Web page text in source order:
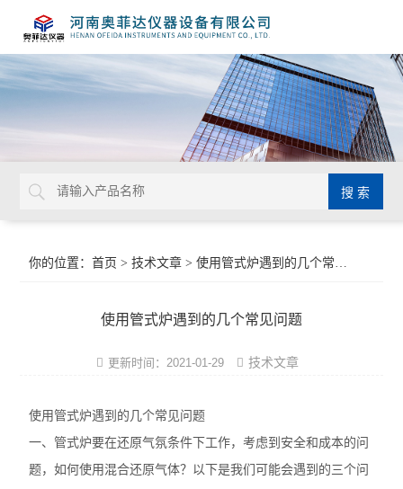
你的位置：首页 >技术文章 > 使用管式炉遇到的几个常见问题
使用管式炉遇到的几个常见问题
更新时间：2021-01-29 技术文章
使用管式炉遇到的几个常见问题
一、管式炉要在还原气氛条件下工作，考虑到安全和成本的问
题，如何使用混合还原气体？以下是我们可能会遇到的三个问